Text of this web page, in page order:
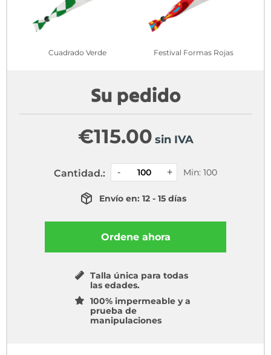
Cuadrado Verde Festival Formas Rojas
Su pedido
€115.00 sin IVA
Cantidad.: Min: 100
Envío en: 12 - 15 días
Ordene ahora
Talla única para todas
las edades.
100% impermeable y a
prueba de
manipulaciones